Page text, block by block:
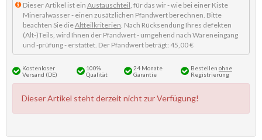
Dieser Artikel ist ein Austauschteil, für das wir - wie bei einer Kiste
Mineralwasser - einen zusätzlichen Pfandwert berechnen. Bitte
beachten Sie dieAltteilkriterien. Nach Rücksendung Ihres defekten
(Alt-)Teils, wird Ihnen der Pfandwert - umgehend nach Wareneingang
und -prüfung - erstattet. Der Pfandwert beträgt: 45,00 €
Kostenloser
Versand (DE)
100%
Qualität
24 Monate
Garantie
Bestellen ohne
Registrierung
Dieser Artikel steht derzeit nicht zur Verfügung!